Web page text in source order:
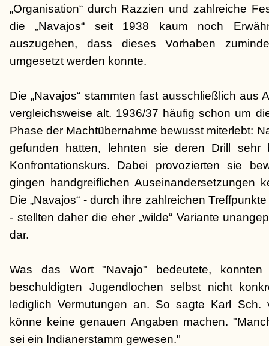
„Organisation“ durch Razzien und zahlreiche
die „Navajos“ seit 1938 kaum noch
auszugehen, dass dieses Vorhaben
umgesetzt werden konnte.
Die „Navajos“ stammten fast ausschließlich aus
vergleichsweise alt. 1936/37 häufig schon um
Phase der Machtübernahme bewusst miterlebt:
gefunden hatten, lehnten sie deren Drill
Konfrontationskurs. Dabei provozierten sie
gingen handgreiflichen Auseinandersetzungen
Die „Navajos“ - durch ihre zahlreichen
- stellten daher die eher „wilde“ Variante
dar.
Was das Wort "Navajo" bedeutete, konnten
beschuldigten Jugendlochen selbst nicht
lediglich Vermutungen an. So sagte Karl
könne keine genauen Angaben machen.
sei ein Indianerstamm gewesen."